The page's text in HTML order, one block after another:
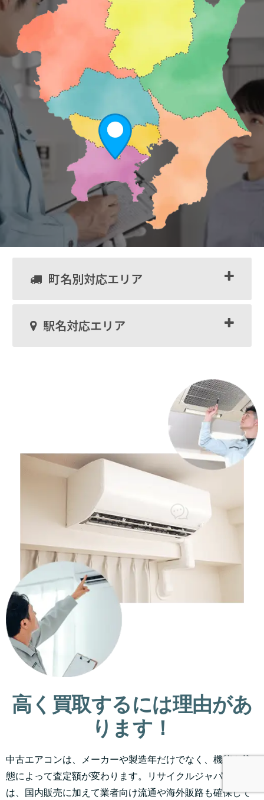
町名別対応エリア
駅名対応エリア
高く買取するには理由があ
ります！
中古エアコンは、メーカーや製造年だけでなく、機能や状
態によって査定額が変わります。リサイクルジャパンで
は、国内販売に加えて業者向け流通や海外販路も確保して